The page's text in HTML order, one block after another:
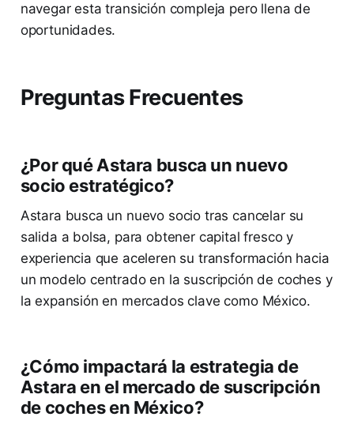
navegar esta transición compleja pero llena de
oportunidades.
Preguntas Frecuentes
¿Por qué Astara busca un nuevo
socio estratégico?
Astara busca un nuevo socio tras cancelar su
salida a bolsa, para obtener capital fresco y
experiencia que aceleren su transformación hacia
un modelo centrado en la suscripción de coches y
la expansión en mercados clave como México.
¿Cómo impactará la estrategia de
Astara en el mercado de suscripción
de coches en México?